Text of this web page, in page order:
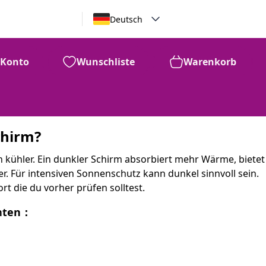
Deutsch
Konto Wunschliste Warenkorb
Ein dunkler Schirm absorbiert mehr Wärme, bietet
Für intensiven Sonnenschutz kann dunkel sinnvoll sein.
die du vorher prüfen solltest.
：